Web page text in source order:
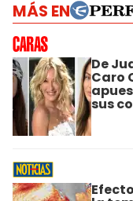
MÁS EN
De
Caro
sus